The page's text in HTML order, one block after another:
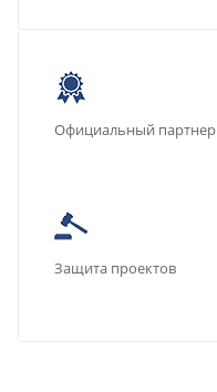
Официальный партнер
Защита проектов